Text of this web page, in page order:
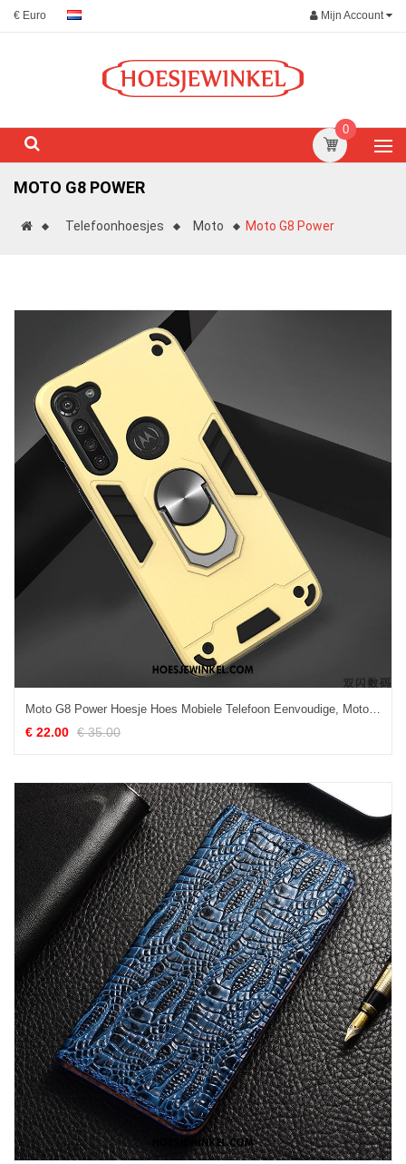
€ Euro Mijn Account
0
MOTO G8 POWER
Telefoonhoesjes Moto Moto G8 Power
Moto G8 Power Hoesje Hoes Mobiele Telefoon Eenvoudige, Moto G8 Power Hoesje Geel Bescherming
€ 22.00 € 35.00